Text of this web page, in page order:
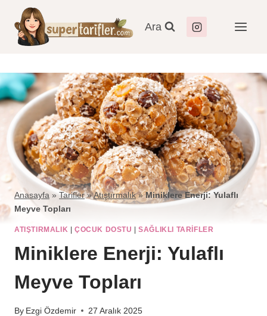
Ara
Anasayfa »Tarifler»Atıştırmalık»Miniklere Enerji: Yulaflı
Meyve Topları
ATIŞTIRMALIK ÇOCUK DOSTU |SAĞLIKLI TARIFLER
Miniklere Enerji: Yulaflı
Meyve Topları
By Ezgi Özdemir 27 Aralık 2025